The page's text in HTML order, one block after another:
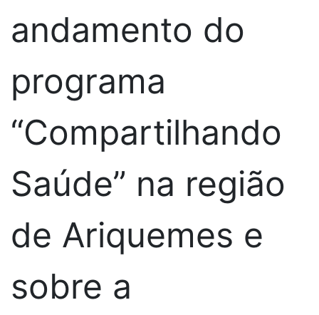
andamento do
programa
“Compartilhando
Saúde” na região
de Ariquemes e
sobre a